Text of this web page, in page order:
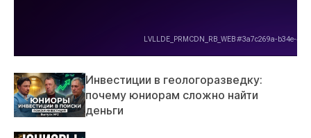
Инвестиции в геологоразведку:
почему юниорам сложно найти
деньги